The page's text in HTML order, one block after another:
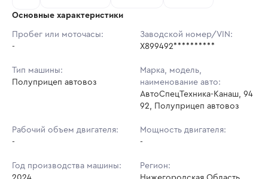
Шаг торгов: 68 562 ₽
Кол-во ставок:
Нижегородская Область
Ставок не найдено
в аукционах
Основные характеристики
Пробег или моточасы:
-
Заводской номер/VIN:
X899492**********
Тип машины:
Полуприцеп автовоз
Марка, модель,
наименование авто:
АвтоСпецТехника-Канаш, 94
92, Полуприцеп автовоз
Рабочий объем двигателя:
-
Мощность двигателя:
-
Год производства машины:
Регион: